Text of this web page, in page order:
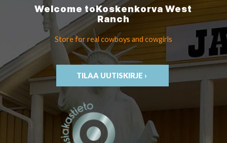
Welcome toKoskenkorvaWest
Ranch
Store for real cowboys and cowgirls
TILAA UUTISKIRJE ›